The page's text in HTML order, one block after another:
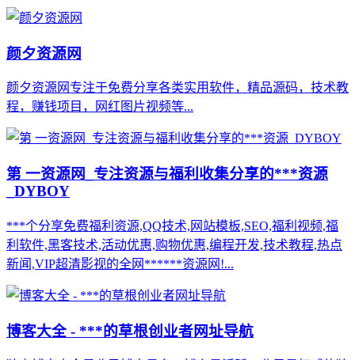
颜夕资源网
颜夕资源网专注于免费分享各类实用软件，精品源码，技术教
程，赚钱项目，网红图片视频等...
第 一资源网_专注资源与福利收集分享的***资源
_DYBOY
***个分享免费福利资源,QQ技术,网站模板,SEO,福利视频,福
利软件,黑客技术,活动优惠,购物优惠,编程开发,技术教程,热点
新闻,VIP超清影视的全网******资源网!...
博客大全 - ***的草根创业者网址导航